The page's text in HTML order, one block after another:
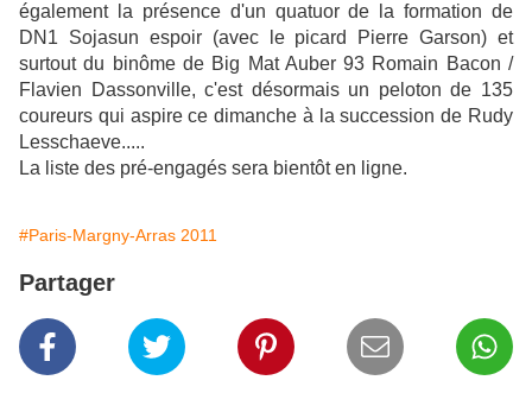
également la présence d'un quatuor de la formation de
DN1 Sojasun espoir (avec le picard Pierre Garson) et
surtout du binôme de Big Mat Auber 93 Romain Bacon /
Flavien Dassonville, c'est désormais un peloton de 135
coureurs qui aspire ce dimanche à la succession de Rudy
Lesschaeve.....
La liste des pré-engagés sera bientôt en ligne.
#Paris-Margny-Arras 2011
Partager